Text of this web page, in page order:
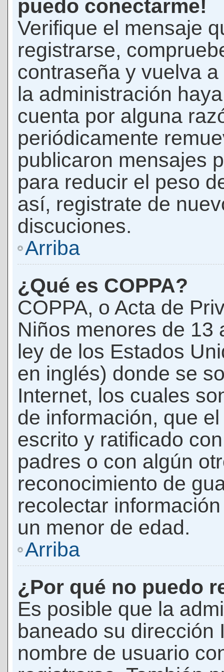
puedo conectarme!
Verifique el mensaje
registrarse,
contraseña y vuelva
la administración
cuenta por alguna
periódicamente
publicaron mensajes
para reducir el peso
así, registrate de
discuciones.
Arriba
¿Qué es COPPA?
COPPA, o Acta de
Niños menores de 13
ley de los Estados
en inglés) donde se
Internet, los cuales
de información, que
escrito y ratificado
padres o con algún
reconocimiento de
recolectar
un menor de edad.
Arriba
¿Por qué no puedo
Es posible que la
baneado su dirección
nombre de usuario